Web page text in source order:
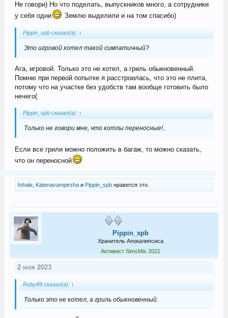
Не говори) Но что поделать, выпускников много, а сотрудники
у себя одни
Землю выделили и на том спасибо)
Pippin_spb сказал(а): ↑
Это игровой котел такой симпатичный?
Ага, игровой. Только это не котел, а гриль обыкновенный.
Помню при первой попытке я расстроилась, что это не плита,
потому что на участке без удобств там вообще готовить было
нечего(
Pippin_spb сказал(а): ↑
Только не говори мне, что котлы переносные!..
Если все грили можно положить в багаж, то можно сказать,
что он переносной
Inhale, Katenavampirshaи Pippin_spbнравится это.
Pippin_spb
Хранитель Апокалипсиса
Активист SimsMix 2021
2 ноя 2023
Ruby89 сказал(а): ↑
Только это не котел, а гриль обыкновенный.